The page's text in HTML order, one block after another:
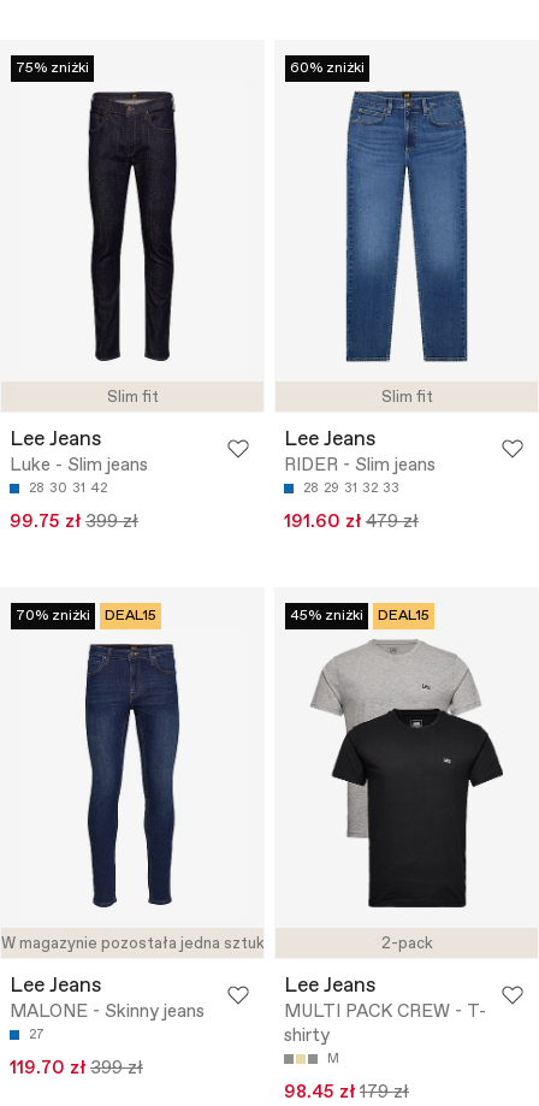
Slim fit
75% zniżki
Lee Jeans
Luke - Slim jeans
28 30 31 42
99.75 zł 399 zł
Slim fit
60% zniżki
Lee Jeans
RIDER - Slim jeans
28 29 31 32 33
191.60 zł 479 zł
W magazynie pozostała jedna sztuka
70% zniżki DEAL15
Lee Jeans
MALONE - Skinny jeans
27
119.70 zł 399 zł
2-pack
45% zniżki DEAL15
Lee Jeans
MULTI PACK CREW - T-
shirty
M
98.45 zł 179 zł